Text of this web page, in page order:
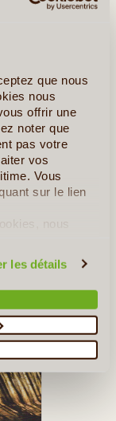
que nous
nous
offrir une
noter que
pas votre
vos
Vous
sur le lien
nous
les détails